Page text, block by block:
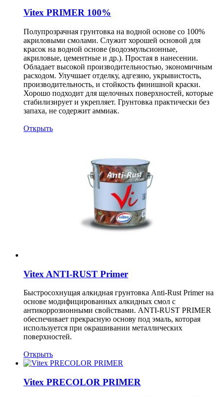
Vitex PRIMER 100%
Полупрозрачная грунтовка на водной основе со 100%
акриловыми смолами. Служит хорошей основой для
красок на водной основе (водоэмульсионные,
акриловые, цементные и др.). Простая в нанесении.
Обладает высокой производительностью, экономичным
расходом. Улучшает отделку, адгезию, укрывистость,
производительность, и стойкость финишной краски.
Хорошо подходит для щелочных поверхностей, которые
стабилизирует и укрепляет. Грунтовка практически без
запаха, не содержит аммиак.
Открыть
Vitex ANTI-RUST Primer
Быстросохнущая алкидная грунтовка Anti-Rust Primer на
основе модифицированных алкидных смол с
антикоррозионными свойствами. ANTI-RUST PRIMER
обеспечивает прекрасную основу под эмаль, которая
используется при окрашивании металлических
поверхностей.
Открыть
Vitex PRECOLOR PRIMER